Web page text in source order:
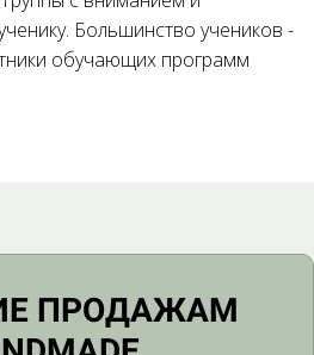
Большинство учеников -
обучающих программ
ПРОДАЖАМ